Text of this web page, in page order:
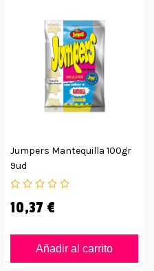
Jumpers Mantequilla 100gr
9ud
10,37 €
Añadir al carrito